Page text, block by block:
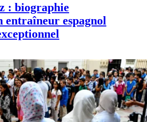
: biographie
entraîneur espagnol